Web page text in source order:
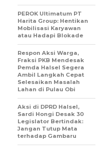
PEROK Ultimatum PT
Harita Group: Hentikan
Mobilisasi Karyawan
atau Hadapi Blokade
Respon Aksi Warga,
Fraksi PKB Mendesak
Pemda Halsel Segera
Ambil Langkah Cepat
Selesaikan Masalah
Lahan di Pulau Obi
Aksi di DPRD Halsel,
Sardi Hongi Desak 30
Legislator Bertindak:
Jangan Tutup Mata
terhadap Gambaru